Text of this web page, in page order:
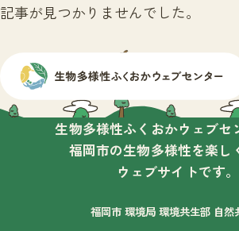
記事が見つかりませんでした。
生物多様性ふくおかウェブセ
福岡市の生物多様性を楽し
ウェブサイトです。
福岡市 環境局 環境共生部 自然